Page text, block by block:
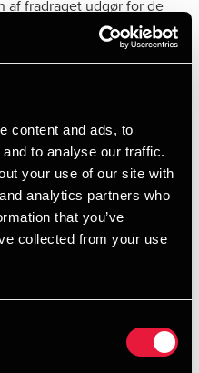
content and ads, to
to analyse our traffic.
your use of our site with
analytics partners who
that you’ve
collected from your use
af fradraget udgør for de
svarende til ca. 450 kr. Hvis
med 50 kr. om måneden,
ikke den fulde merudgift,
Holder du pause om
måneder mindst udgør
der er fyldt 30 år ved
virksomhed.
er født i 1996 eller tidligere,